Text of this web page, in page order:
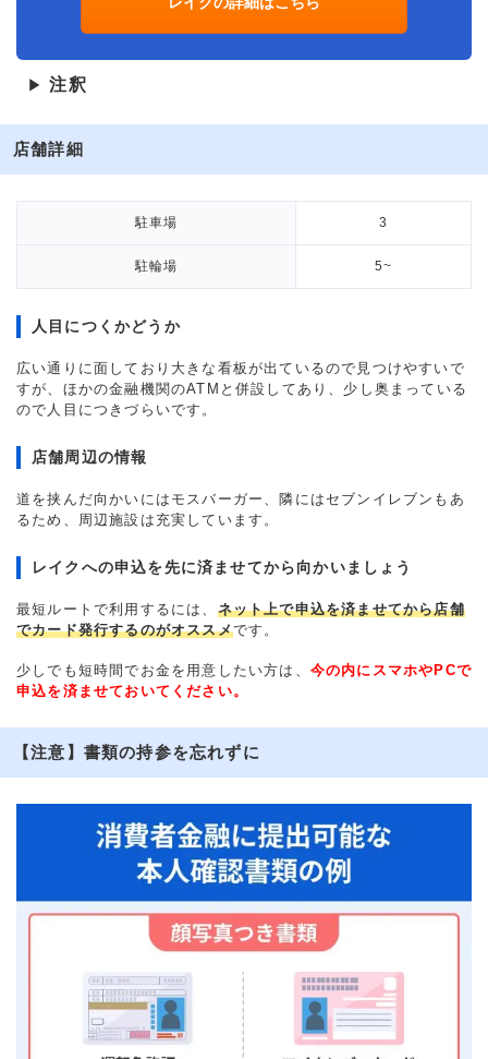
▶ 注釈
店舗詳細
駐車場 3
駐輪場 5~
人目につくかどうか
広い通りに面しており大きな看板が出ているので見つけやすいで
すが、ほかの金融機関のATMと併設してあり、少し奥まっている
ので人目につきづらいです。
店舗周辺の情報
道を挟んだ向かいにはモスバーガー、隣にはセブンイレブンもあ
るため、周辺施設は充実しています。
レイクへの申込を先に済ませてから向かいましょう
最短ルートで利用するには、 ネット上で申込を済ませてから店舗
でカード発行するのがオススメです。
少しでも短時間でお金を用意したい方は、 今の内にスマホやPCで
申込を済ませておいてください。
【注意】書類の持参を忘れずに